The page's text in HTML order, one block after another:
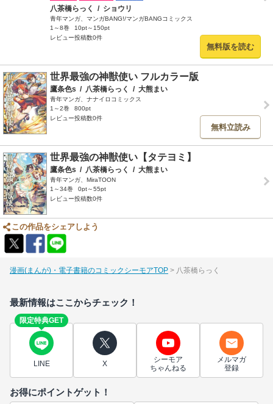
八茶橋らっく / ショウリ
青年マンガ、マンガBANG!/マンガBANGコミックス
1～8巻
10pt～150pt
レビュー投稿数0件
無料版を読む
世界最強の神獣使い フルカラー版
鷹条色s / 八茶橋らっく / 大熊まい
青年マンガ、ナナイロコミックス
1～2巻
800pt
レビュー投稿数0件
無料立読み
世界最強の神獣使い【タテヨミ】
鷹条色s / 八茶橋らっく / 大熊まい
青年マンガ、MiraTOON
1～34巻
0pt～55pt
レビュー投稿数0件
この作品をシェアしよう
漫画(まんが)・電子書籍のコミックシーモアTOP 八茶橋らっく
最新情報はここからチェック！
限定特典GET
LINE X
シーモア
ちゃんねる
メルマガ
登録
お得にポイントゲット！